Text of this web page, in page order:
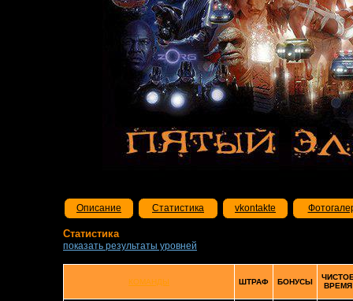
Описание Статистика vkontakte
Статистика
показать результаты уровней
КОМАНДЫ ШТРАФ БОНУСЫ
ВРЕМЯ